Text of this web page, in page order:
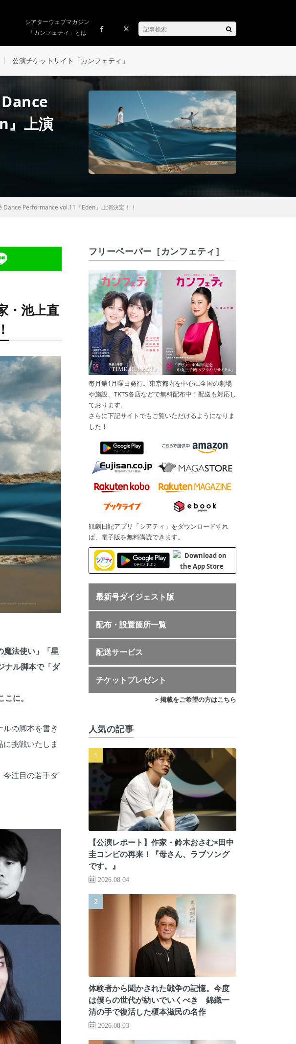
シアターウェブマガジン
「カンフェティ」とは
公演チケットサイト「カンフェティ」
上演
Performance vol.11『Eden』上演決定！！
・池上直
法使い」「星
ナル脚本で「ダ
に。
の脚本を書き
挑戦いたしま
今注目の若手ダ
フリーペーパー［カンフェティ］
毎月第1月曜日発行。東京都内を中心に全国の劇場
や施設、TKTS各店などで無料配布中！配送も対応し
ております。
さらに下記サイトでもご覧いただけるようになりま
した！
観劇日記アプリ「シアティ」をダウンロードすれ
ば、電子版を無料購読できます。
最新号ダイジェスト版
配布・設置箇所一覧
配送サービス
チケットプレゼント
> 掲載をご希望の方はこちら
人気の記事
【公演レポート】作家・鈴木おさむ×田中
圭コンビの再来！『母さん、ラブソング
です。』
2026.08.04
体験者から聞かされた戦争の記憶。今度
は僕らの世代が紡いでいくべき 錦織一
清の手で復活した榎本滋民の名作
2026.08.03